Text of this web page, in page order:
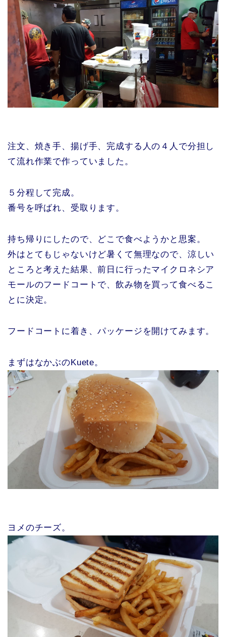
注文、焼き手、揚げ手、完成する人の４人で分担し
て流れ作業で作っていました。
５分程して完成。
番号を呼ばれ、受取ります。
持ち帰りにしたので、どこで食べようかと思案。
外はとてもじゃないけど暑くて無理なので、涼しい
ところと考えた結果、前日に行ったマイクロネシア
モールのフードコートで、飲み物を買って食べるこ
とに決定。
フードコートに着き、パッケージを開けてみます。
まずはなかぶのKuete。
ヨメのチーズ。